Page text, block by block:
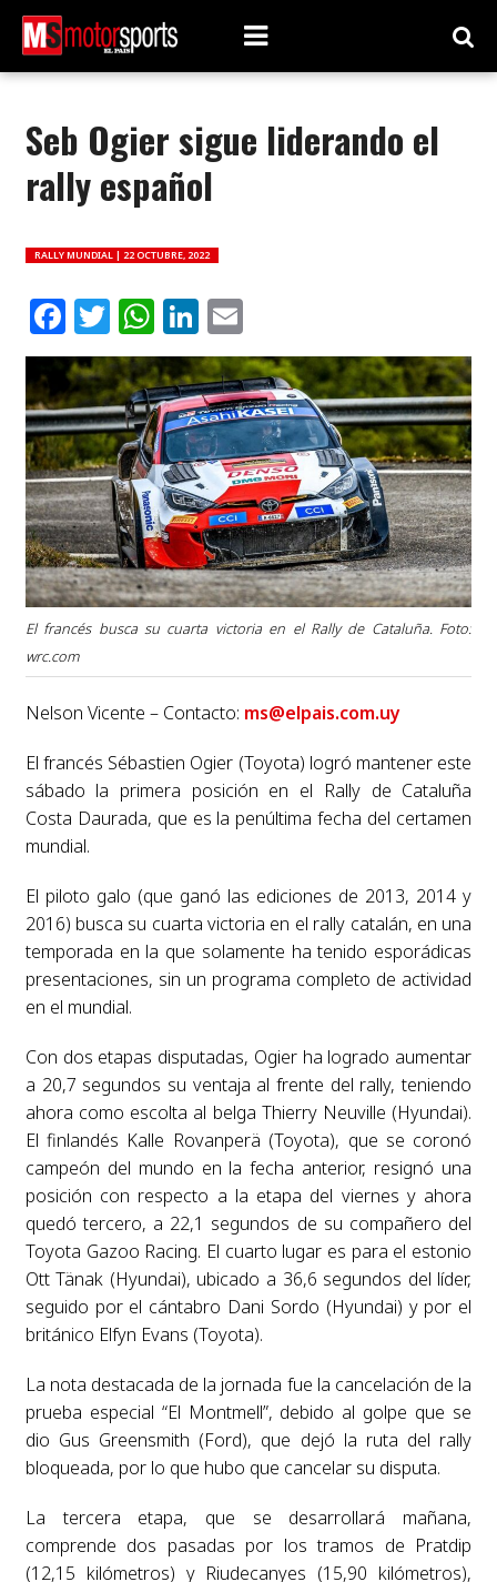
Seb Ogier sigue liderando el
rally español
RALLY MUNDIAL | 22 OCTUBRE, 2022
Facebook
Twitter
WhatsApp
LinkedIn
Email
El francés busca su cuarta victoria en el Rally de Cataluña. Foto:
wrc.com
Nelson Vicente – Contacto: ms@elpais.com.uy
El francés Sébastien Ogier (Toyota) logró mantener este
sábado la primera posición en el Rally de Cataluña
Costa Daurada, que es la penúltima fecha del certamen
mundial.
El piloto galo (que ganó las ediciones de 2013, 2014 y
2016) busca su cuarta victoria en el rally catalán, en una
temporada en la que solamente ha tenido esporádicas
presentaciones, sin un programa completo de actividad
en el mundial.
Con dos etapas disputadas, Ogier ha logrado aumentar
a 20,7 segundos su ventaja al frente del rally, teniendo
ahora como escolta al belga Thierry Neuville (Hyundai).
El finlandés Kalle Rovanperä (Toyota), que se coronó
campeón del mundo en la fecha anterior, resignó una
posición con respecto a la etapa del viernes y ahora
quedó tercero, a 22,1 segundos de su compañero del
Toyota Gazoo Racing. El cuarto lugar es para el estonio
Ott Tänak (Hyundai), ubicado a 36,6 segundos del líder,
seguido por el cántabro Dani Sordo (Hyundai) y por el
británico Elfyn Evans (Toyota).
La nota destacada de la jornada fue la cancelación de la
prueba especial “El Montmell”, debido al golpe que se
dio Gus Greensmith (Ford), que dejó la ruta del rally
bloqueada, por lo que hubo que cancelar su disputa.
La tercera etapa, que se desarrollará mañana,
comprende dos pasadas por los tramos de Pratdip
(12,15 kilómetros) y Riudecanyes (15,90 kilómetros),